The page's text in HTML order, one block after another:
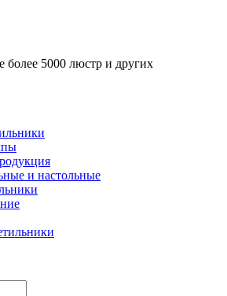
более 5000 люстр и других
и настольные